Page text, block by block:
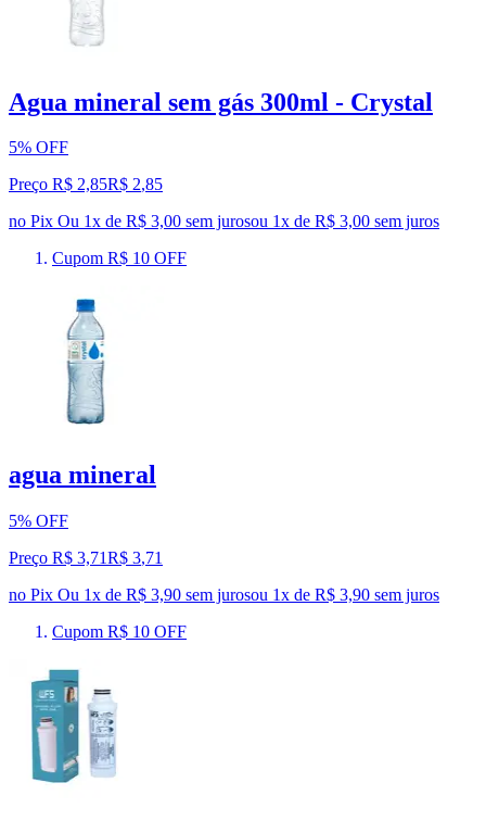
Agua mineral sem gás 300ml - Crystal
5% OFF
Preço R$ 2,85R$ 2,85
no Pix Ou 1x de R$ 3,00 sem jurosou 1x de R$ 3,00 sem juros
Cupom R$ 10 OFF
agua mineral
5% OFF
Preço R$ 3,71R$ 3,71
no Pix Ou 1x de R$ 3,90 sem jurosou 1x de R$ 3,90 sem juros
Cupom R$ 10 OFF